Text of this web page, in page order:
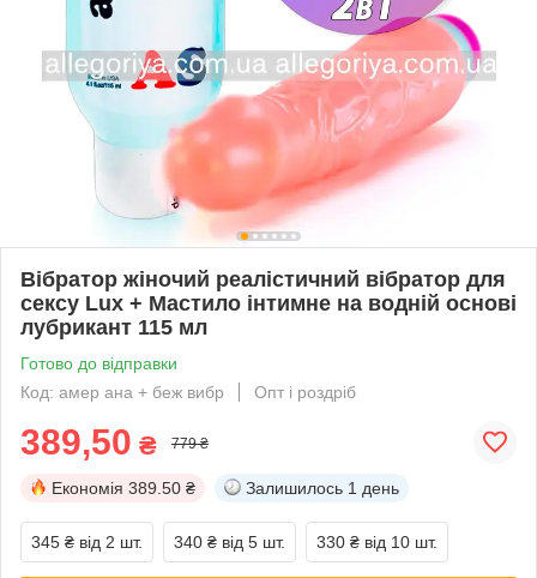
Вібратор жіночий реалістичний вібратор для
сексу Lux + Мастило інтимне на водній основі
лубрикант 115 мл
Готово до відправки
Код: амер ана + беж вибр
Опт і роздріб
389,50 ₴ 779 ₴
Економія 389.50 ₴ Залишилось 1 день
345 ₴ від 2 шт. 340 ₴ від 5 шт. 330 ₴ від 10 шт.